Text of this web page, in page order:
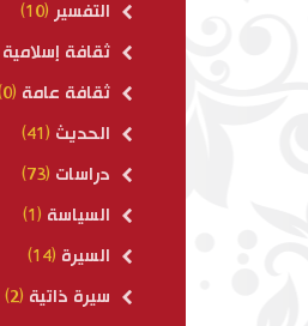
التفسير (10)
ثقافة إسلامية
ثقافة عامة (0)
الحديث (41)
دراسات (73)
السياسة (1)
السيرة (14)
سيرة ذاتية (2)